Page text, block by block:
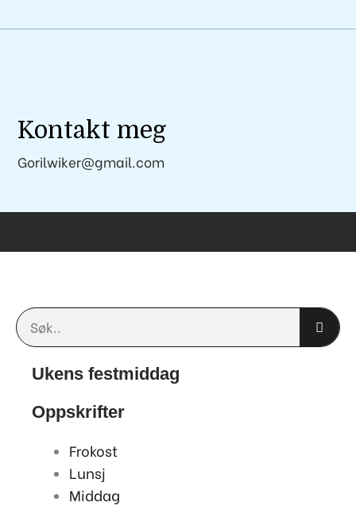
Kontakt meg
Gorilwiker@gmail.com
Søk
Ukens festmiddag
Oppskrifter
Frokost
Lunsj
Middag